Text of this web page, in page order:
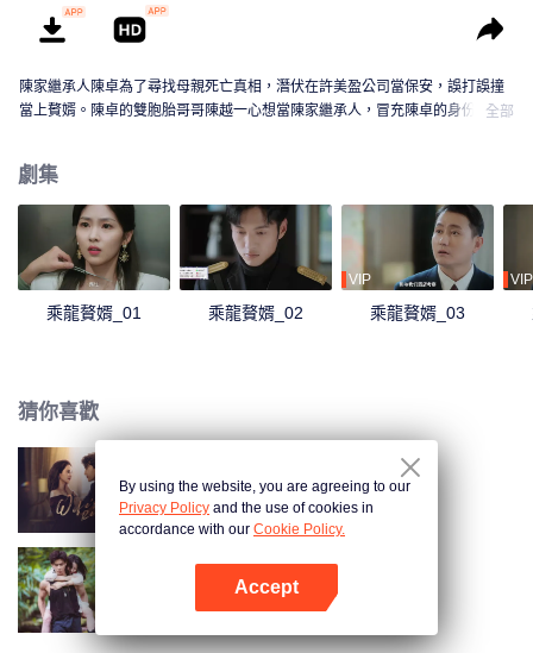
陳家繼承人陳卓為了尋找母親死亡真相，潛伏在許美盈公司當保安，誤打誤撞
當上贅婿。陳卓的雙胞胎哥哥陳越一心想當陳家繼承人，冒充陳卓的身份留在
全部
劇集
乘龍贅婿_01 乘龍贅婿_02
VIP
乘龍贅婿_03
VIP
猜你喜歡
妻子的反攻
雨林愛發生
By using the website, you are agreeing to our
Privacy Policy and the use of cookies in
accordance with our Cookie Policy.
Accept